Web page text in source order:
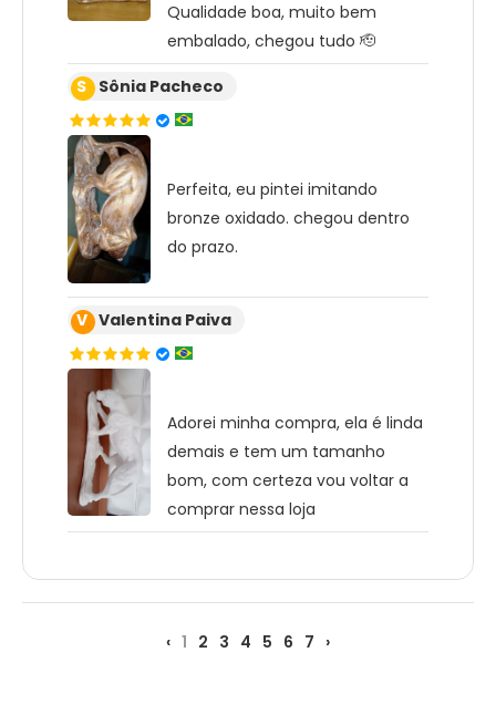
Qualidade boa, muito bem
embalado, chegou tudo 🫡
S Sônia Pacheco
Perfeita, eu pintei imitando
bronze oxidado. chegou dentro
do prazo.
V Valentina Paiva
Adorei minha compra, ela é linda
demais e tem um tamanho
bom, com certeza vou voltar a
comprar nessa loja
‹ 1 2 3 4 5 6 7 ›